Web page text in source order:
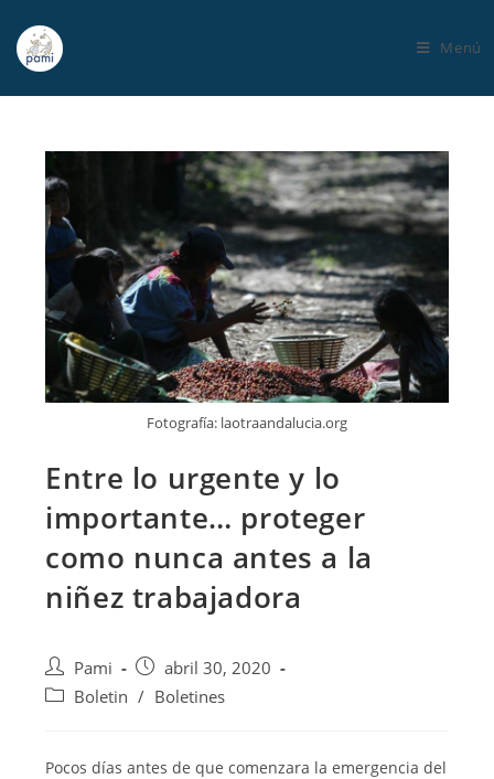
Menú
Fotografía: laotraandalucia.org
Entre lo urgente y lo
importante… proteger
como nunca antes a la
niñez trabajadora
Pami
abril 30, 2020
Boletin / Boletines
Pocos días antes de que comenzara la emergencia del